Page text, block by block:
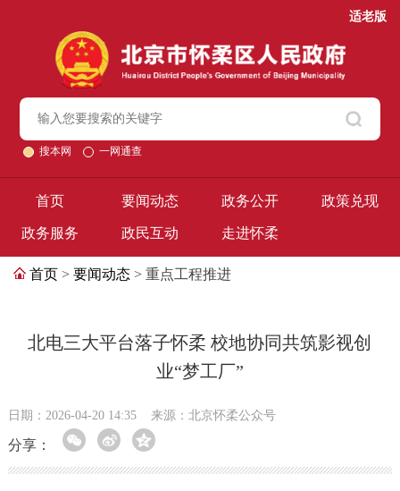
适老版
搜本网 一网通查
首页 要闻动态 政务公开 政策兑现
政务服务 政民互动 走进怀柔
首页 > 要闻动态 > 重点工程推进
北电三大平台落子怀柔 校地协同共筑影视创
业“梦工厂”
日期：2026-04-20 14:35 来源：北京怀柔公众号
分享：